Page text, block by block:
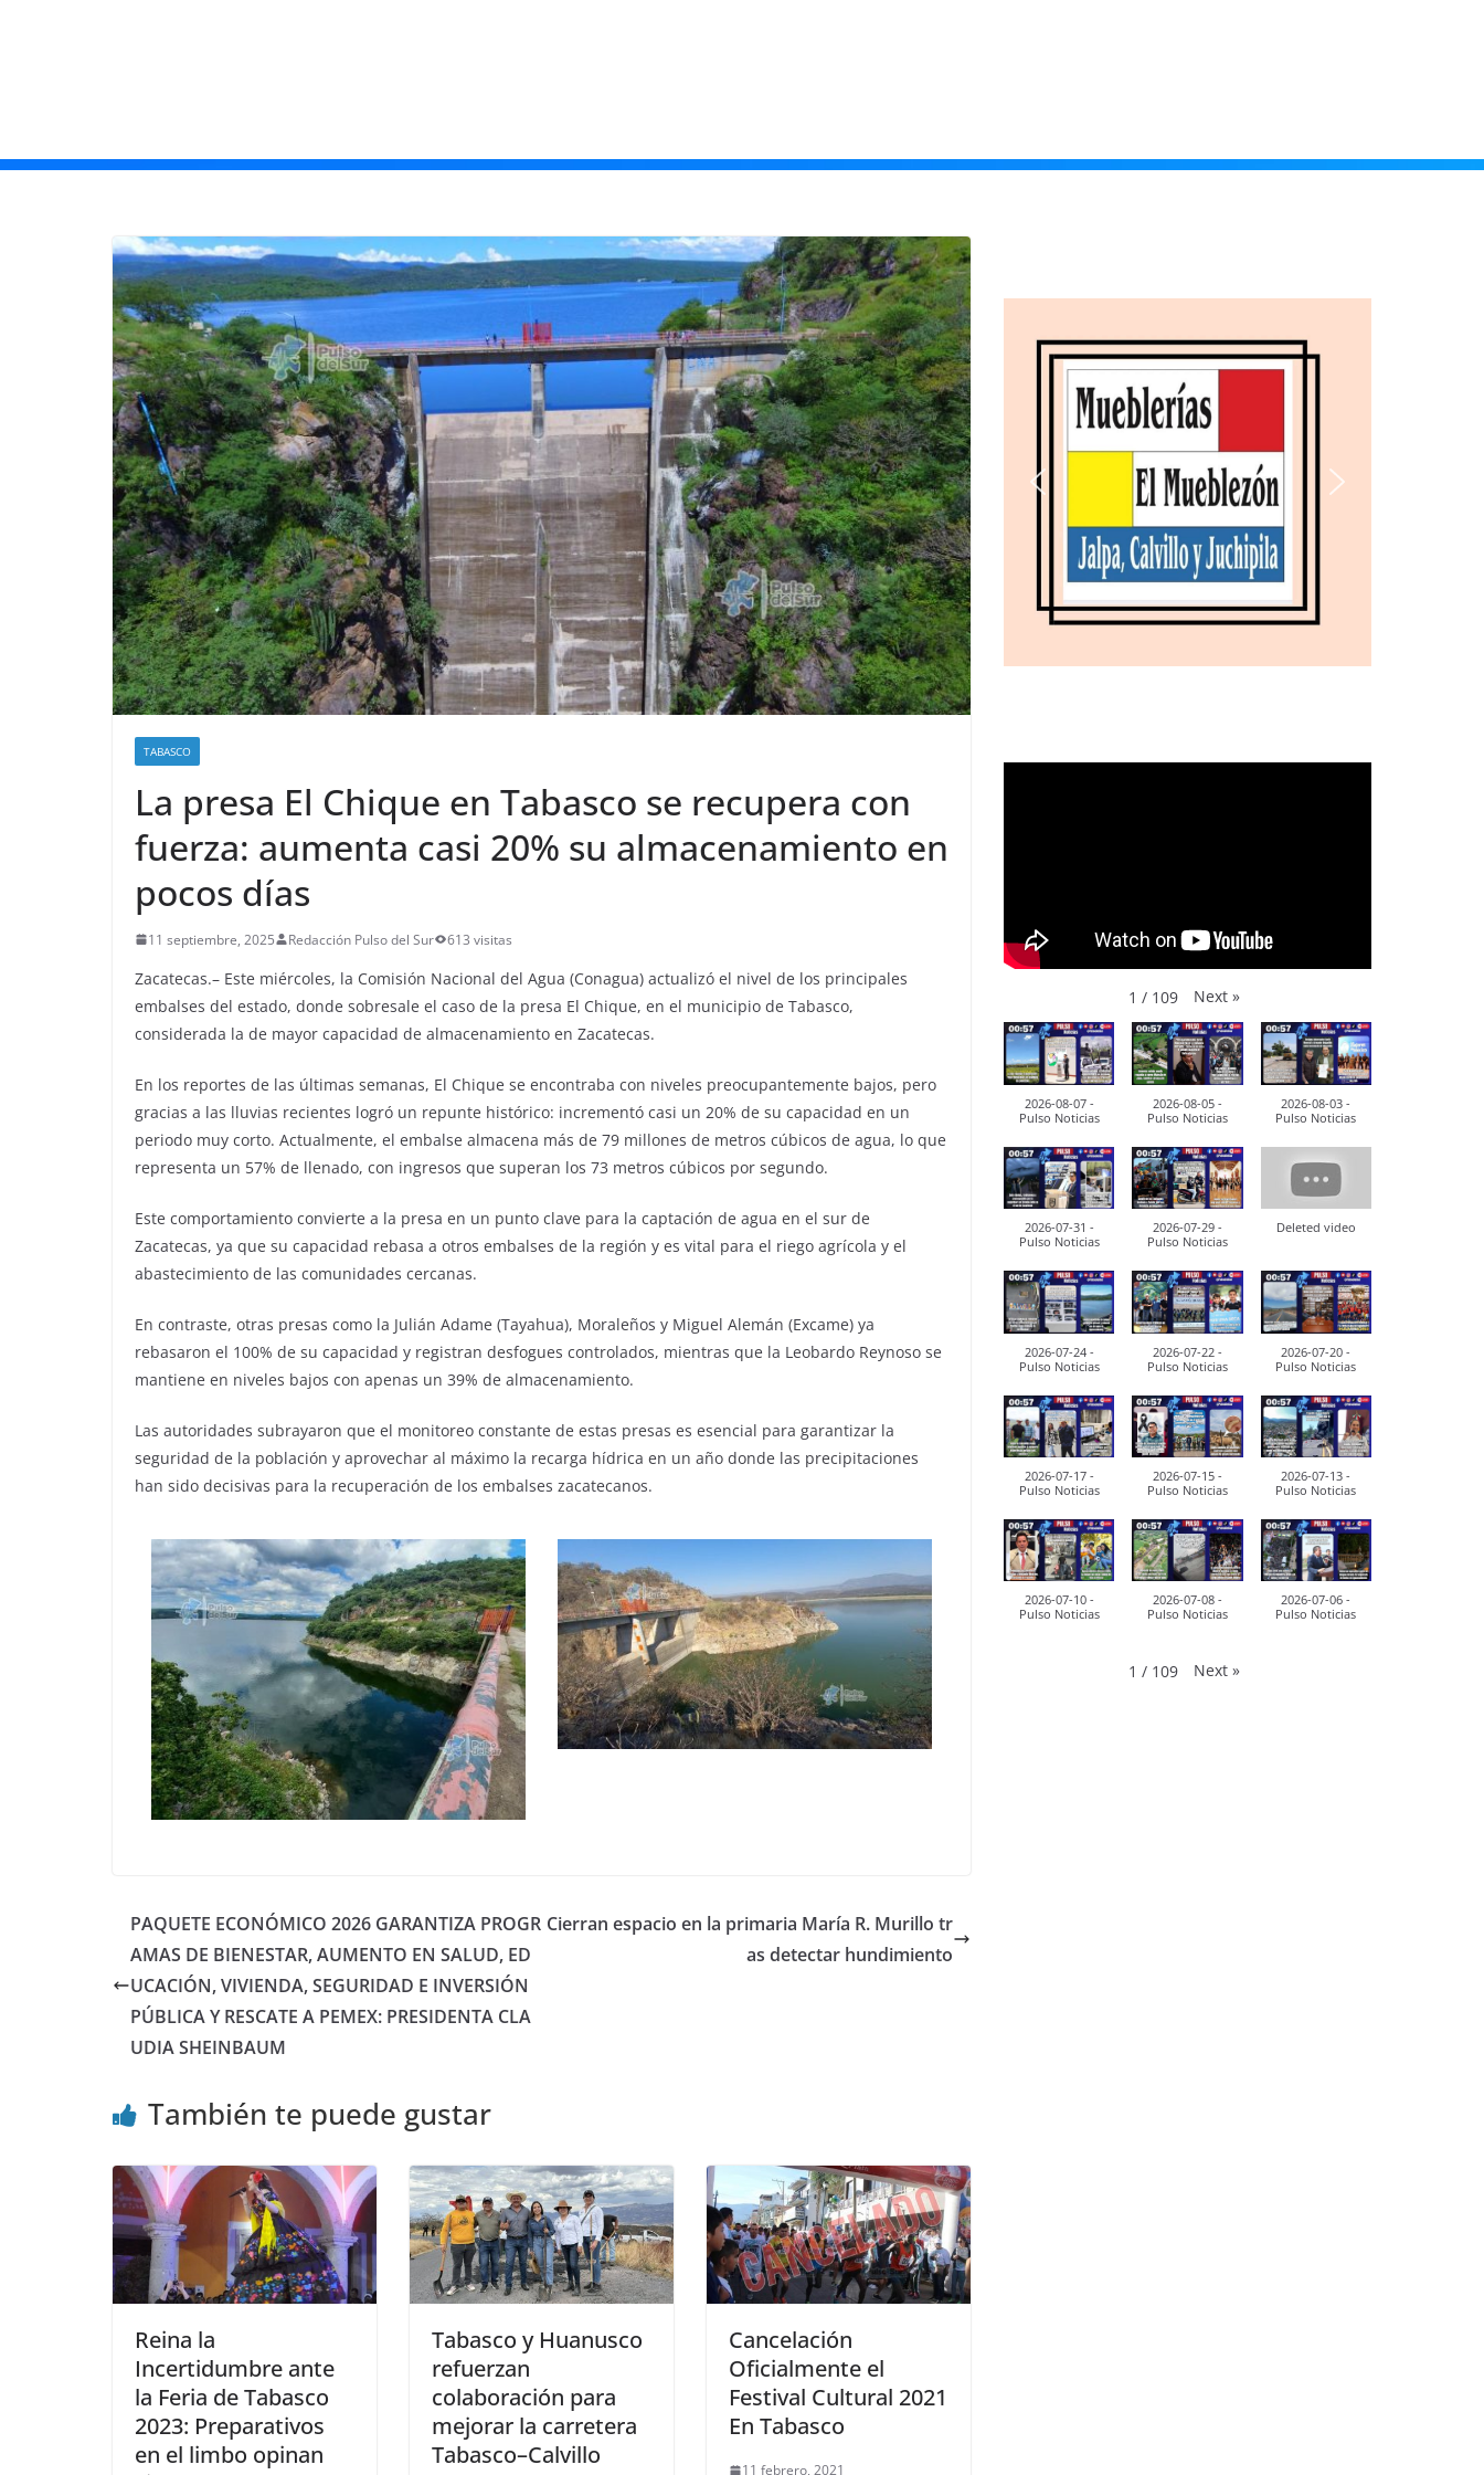
TABASCO
La presa El Chique en Tabasco se recupera con
fuerza: aumenta casi 20% su almacenamiento en
pocos días
11 septiembre, 2025 Redacción Pulso del Sur 613 visitas
Zacatecas.– Este miércoles, la Comisión Nacional del Agua (Conagua) actualizó el nivel de los principales
embalses del estado, donde sobresale el caso de la presa El Chique, en el municipio de Tabasco,
considerada la de mayor capacidad de almacenamiento en Zacatecas.
En los reportes de las últimas semanas, El Chique se encontraba con niveles preocupantemente bajos, pero
gracias a las lluvias recientes logró un repunte histórico: incrementó casi un 20% de su capacidad en un
periodo muy corto. Actualmente, el embalse almacena más de 79 millones de metros cúbicos de agua, lo que
representa un 57% de llenado, con ingresos que superan los 73 metros cúbicos por segundo.
Este comportamiento convierte a la presa en un punto clave para la captación de agua en el sur de
Zacatecas, ya que su capacidad rebasa a otros embalses de la región y es vital para el riego agrícola y el
abastecimiento de las comunidades cercanas.
En contraste, otras presas como la Julián Adame (Tayahua), Moraleños y Miguel Alemán (Excame) ya
rebasaron el 100% de su capacidad y registran desfogues controlados, mientras que la Leobardo Reynoso se
mantiene en niveles bajos con apenas un 39% de almacenamiento.
Las autoridades subrayaron que el monitoreo constante de estas presas es esencial para garantizar la
seguridad de la población y aprovechar al máximo la recarga hídrica en un año donde las precipitaciones
han sido decisivas para la recuperación de los embalses zacatecanos.
PAQUETE ECONÓMICO 2026 GARANTIZA PROGR
AMAS DE BIENESTAR, AUMENTO EN SALUD, ED
UCACIÓN, VIVIENDA, SEGURIDAD E INVERSIÓN
PÚBLICA Y RESCATE A PEMEX: PRESIDENTA CLA
UDIA SHEINBAUM
Cierran espacio en la primaria María R. Murillo tr
as detectar hundimiento
También te puede gustar
Reina la
Incertidumbre ante
la Feria de Tabasco
2023: Preparativos
en el limbo opinan
Tabasco y Huanusco
refuerzan
colaboración para
mejorar la carretera
Tabasco–Calvillo
Cancelación
Oficialmente el
Festival Cultural 2021
En Tabasco
11 febrero, 2021
1 / 109 Next »
2026-08-07 -
Pulso Noticias
2026-08-05 -
Pulso Noticias
2026-08-03 -
Pulso Noticias
2026-07-31 -
Pulso Noticias
2026-07-29 -
Pulso Noticias
Deleted video
2026-07-24 -
Pulso Noticias
2026-07-22 -
Pulso Noticias
2026-07-20 -
Pulso Noticias
2026-07-17 -
Pulso Noticias
2026-07-15 -
Pulso Noticias
2026-07-13 -
Pulso Noticias
2026-07-10 -
Pulso Noticias
2026-07-08 -
Pulso Noticias
2026-07-06 -
Pulso Noticias
1 / 109 Next »